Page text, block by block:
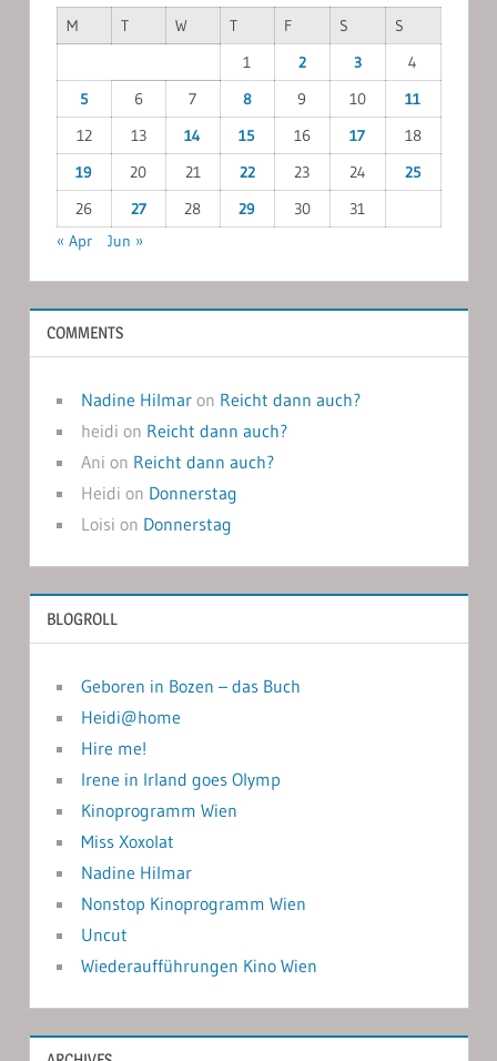
M T W T F S
S
1
2 3
4
5
6 7 8 9 10
11
12
13 14 15 16 17
18
19
20 21 22 23 24
25
26
27 28 29 30
31
« Apr
Jun »
COMMENTS
Nadine Hilmaron Reicht dann auch?
heidi on Reicht dann auch?
Ani on Reicht dann auch?
Heidi on Donnerstag
Loisi on Donnerstag
BLOGROLL
Geboren in Bozen – das Buch
Heidi@home
Hire me!
Irene in Irland goes Olymp
Kinoprogramm Wien
Miss Xoxolat
Nadine Hilmar
Nonstop Kinoprogramm Wien
Uncut
Wiederaufführungen Kino Wien